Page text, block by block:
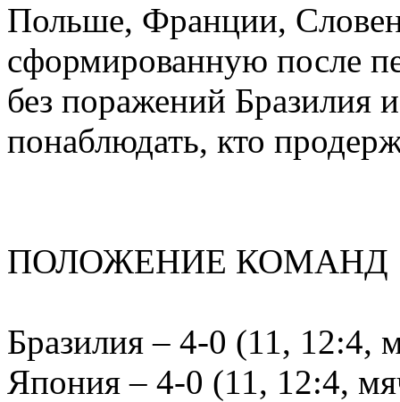
Польше, Франции,
сформированную после
без поражений Бразилия
понаблюдать, кто
ПОЛОЖЕНИЕ КОМАНД
Бразилия – 4-0 (11, 12:4,
Япония – 4-0 (11, 12:4,